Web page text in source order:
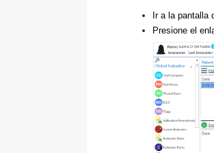
Ir a la pantalla
Presione el